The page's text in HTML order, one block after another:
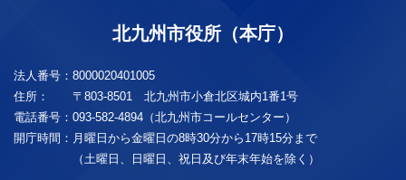
北九州市役所（本庁）
法人番号： 8000020401005
住所：
〒803-8501 北九州市小倉北区城内1番1号
電話番号： 093-582-4894（北九州市コールセンター）
開庁時間： 月曜日から金曜日の8時30分から17時15分まで
（土曜日、日曜日、祝日及び年末年始を除く）